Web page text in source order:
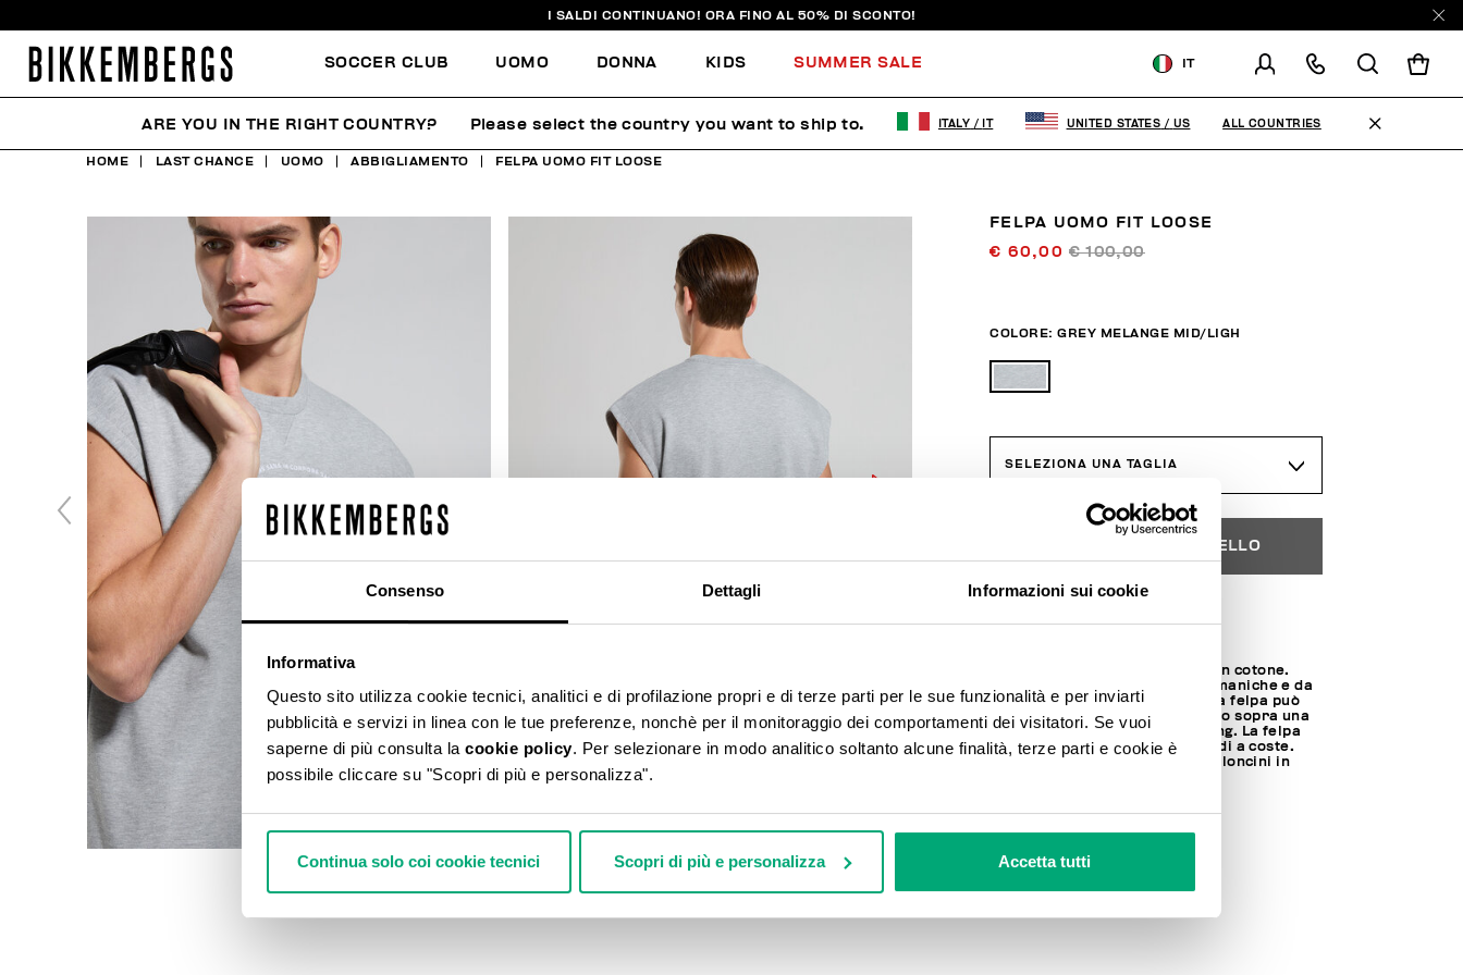
Consenso Dettagli Informazioni sui cookie
Informativa
Questo sito utilizza cookie tecnici, analitici e di profilazione propri e di terze parti per le sue funzionalità e per inviarti
pubblicità e servizi in linea con le tue preferenze, nonchè per il monitoraggio dei comportamenti dei visitatori. Se vuoi
saperne di più consulta la cookie policy. Per selezionare in modo analitico soltanto alcune finalità, terze parti e cookie è
possibile cliccare su "Scopri di più e personalizza".
Continua solo coi cookie tecnici Scopri di più e personalizza Accetta tutti
I SALDI CONTINUANO! ORA FINO AL 50% DI SCONTO!
SOCCER CLUB UOMO DONNA KIDS SUMMER SALE IT
MODIFICA PAESE DI
SPEDIZIONE
IT
HOME LAST CHANCE UOMO ABBIGLIAMENTO FELPA UOMO FIT LOOSE
% SCONTO
FELPA UOMO FIT LOOSE
€ 60,00€ 100,00
COLORE:GREY MELANGE MID/LIGH
SELEZIONA UNA TAGLIA
AGGIUNGI AL CARRELLO
Felpa senza maniche da uomo in cotone.
Connotata da un design senza maniche e da
una vestibilità rilassata, questa felpa può
essere indossata come T-shirt o sopra una
maglietta per un effetto layering. La felpa
presenta il logo sul petto e bordi a coste.
Disponibili in collezione i pantaloncini in
SKU251BMF08443000
ARE YOU IN THE RIGHT COUNTRY? Please select the country you want to ship to. ITALY / IT UNITED STATES / US ALL COUNTRIES